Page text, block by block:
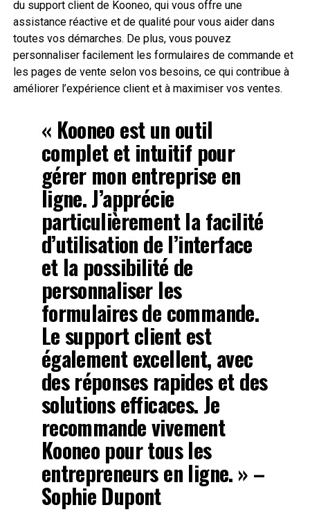
du support client de Kooneo, qui vous offre une
assistance réactive et de qualité pour vous aider dans
toutes vos démarches. De plus, vous pouvez
personnaliser facilement les formulaires de commande et
les pages de vente selon vos besoins, ce qui contribue à
améliorer l’expérience client et à maximiser vos ventes.
« Kooneo est un outil
complet et intuitif pour
gérer mon entreprise en
ligne. J’apprécie
particulièrement la facilité
d’utilisation de l’interface
et la possibilité de
personnaliser les
formulaires de commande.
Le support client est
également excellent, avec
des réponses rapides et des
solutions efficaces. Je
recommande vivement
Kooneo pour tous les
entrepreneurs en ligne. » –
Sophie Dupont